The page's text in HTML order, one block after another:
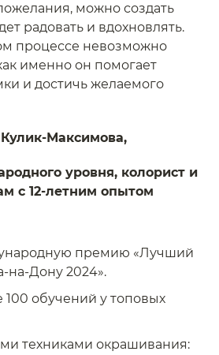
можно создать
радовать и вдохновлять.
процессе невозможно
именно он помогает
и достичь желаемого
Максимова,
уровня, колорист и
с 12-летним опытом
премию «Лучший
на-Дону 2024».
обучений у топовых
техниками окрашивания: